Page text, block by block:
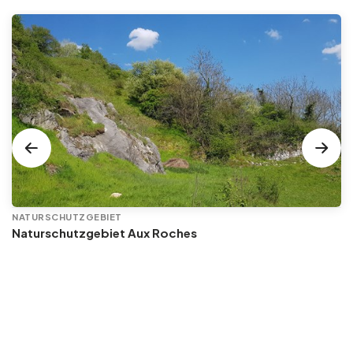
NATURSCHUTZGEBIET
Naturschutzgebiet Aux Roches